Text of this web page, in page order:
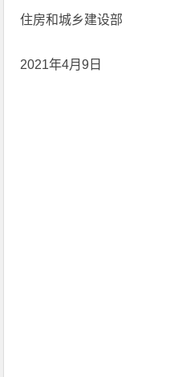
住房和城乡建设部
2021年4月9日